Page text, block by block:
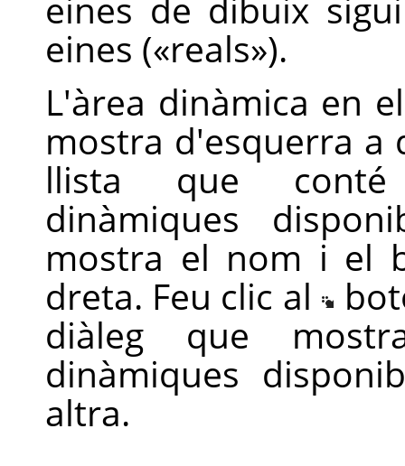
eines («reals»).
L'àrea dinàmica en
mostra d'esquerra
llista que conté
dinàmiques
mostra el nom i el
dreta. Feu clic al
diàleg que
dinàmiques
altra.